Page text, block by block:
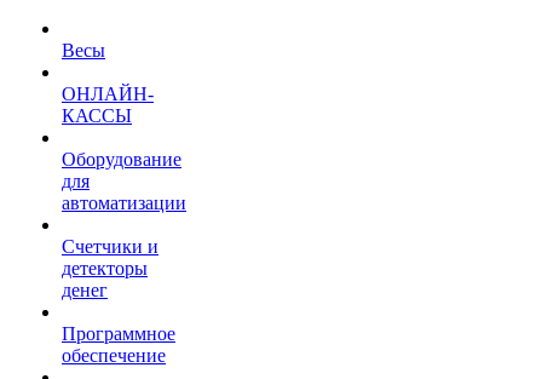
Весы
ОНЛАЙН-
КАССЫ
Оборудование
для
автоматизации
Счетчики и
детекторы
денег
Программное
обеспечение